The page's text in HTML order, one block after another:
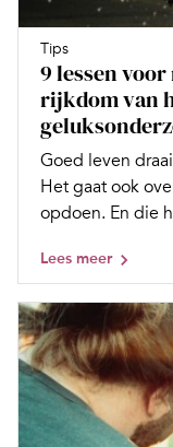
Tips
9 lessen
rijkdom van
Goed leven
Het gaat ook
opdoen. En die
Lees meer